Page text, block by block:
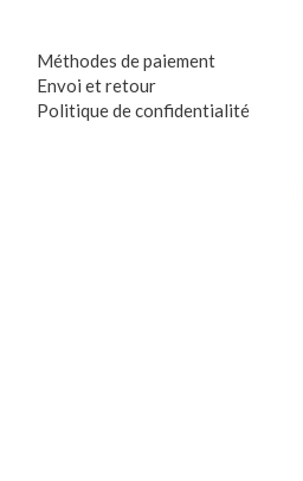
Méthodes de paiement
Envoi et retour
Politique de confidentialité